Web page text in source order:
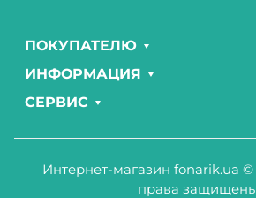
ПОКУПАТЕЛЮ
ИНФОРМАЦИЯ
СЕРВИС
Интернет-магазин fonarik.ua ©
права